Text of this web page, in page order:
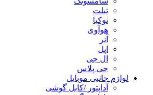
تبلت
نوکیا
هوآوی
آنر
اپل
ال جی
جی پلاس
لوازم جانبی موبایل
آداپتور /کابل گوشی